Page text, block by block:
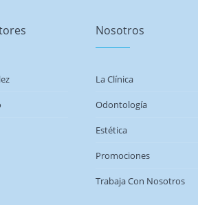
Nosotros
La Clínica
Odontología
Estética
Promociones
Trabaja Con Nosotros